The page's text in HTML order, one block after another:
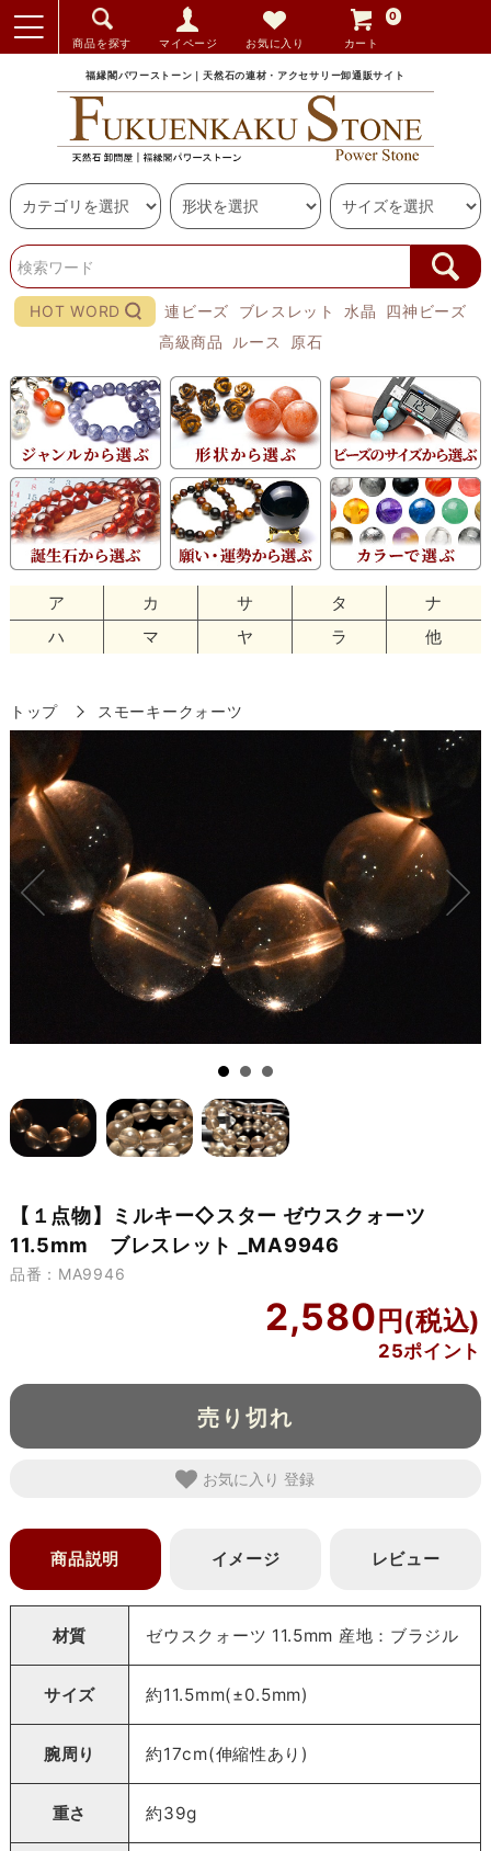
商品を探す マイページ お気に入り カート
0
福縁閣パワーストーン｜天然石の連材・アクセサリー卸通販サイト
HOT WORD 連ビーズ ブレスレット 水晶
四神ビーズ
高級商品
ルース 原石
ア カ サ タ
ナ
ハ
マ ヤ ラ 他
トップ スモーキークォーツ
【１点物】ミルキー◇スター ゼウスクォーツ
11.5mm ブレスレット _MA9946
品番：MA9946
2,580
25ポイント
売り切れ
お気に入り
商品説明 イメージ レビュー
材質 ゼウスクォーツ 11.5mm 産地：ブラジル
サイズ 約11.5mm(±0.5mm)
腕周り 約17cm(伸縮性あり)
重さ 約39g